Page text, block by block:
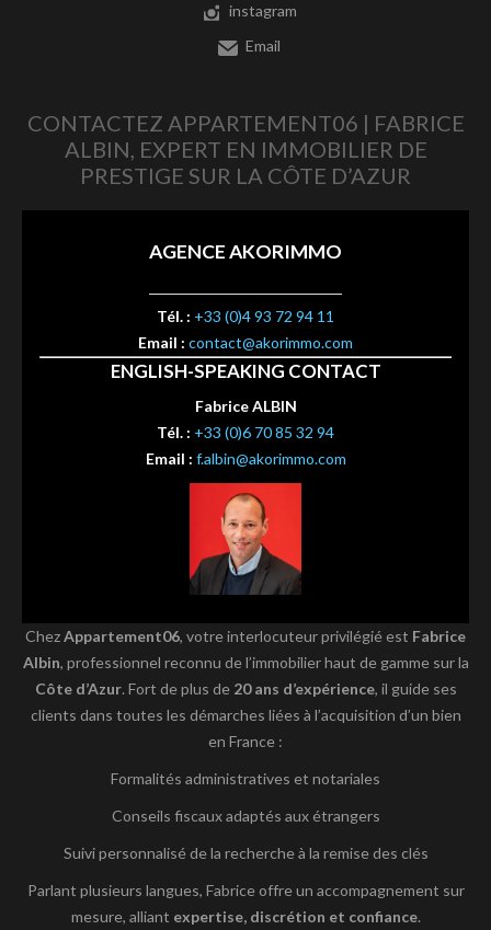
instagram
Email
CONTACTEZ APPARTEMENT06 | FABRICE
ALBIN, EXPERT EN IMMOBILIER DE
PRESTIGE SUR LA CÔTE D’AZUR
AGENCE AKORIMMO
Tél. : +33 (0)4 93 72 94 11
Email : contact@akorimmo.com
ENGLISH-SPEAKING CONTACT
Fabrice ALBIN
Tél. : +33 (0)6 70 85 32 94
Email : f.albin@akorimmo.com
ChezAppartement06, votre interlocuteur privilégié est Fabrice
Albin, professionnel reconnu de l’immobilier haut de gamme sur la
Côte d’Azur. Fort de plus de 20 ans d’expérience, il guide ses
clients dans toutes les démarches liées à l’acquisition d’un bien
en France :
Formalités administratives et notariales
Conseils fiscaux adaptés aux étrangers
Suivi personnalisé de la recherche à la remise des clés
Parlant plusieurs langues, Fabrice offre un accompagnement sur
mesure, alliant expertise, discrétion et confiance.